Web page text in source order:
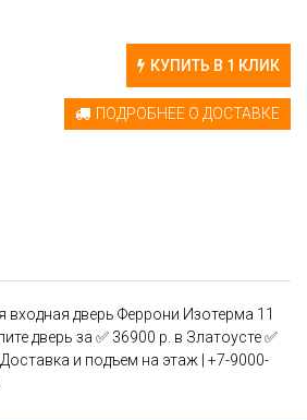
КУПИТЬ В 1 КЛИК
ПОДРОБНЕЕ О ДОСТАВКЕ
входная дверь Феррони Изотерма 11
дверь за ✅ 36900 р. в Златоусте ✅
и подъем на этаж | +7-9000-